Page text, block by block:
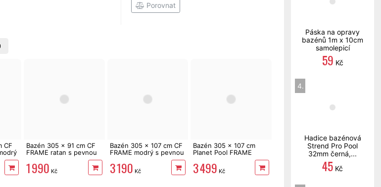
Porovnat
CF
Bazén 305 x 91 cm CF
FRAME ratan s pevnou
konstrukcí BAZ0007
1 990 Kč
Bazén 305 x 107 cm CF
FRAME modrý s pevnou
3 190 Kč
Bazén 305 x 107 cm
Planet Pool FRAME
motiv ratan s pevnou
konstrukcí
3 499 Kč
Páska na opravy
bazénů 1m x 10cm
samolepicí
59 Kč
4.
Hadice bazénová
Strend Pro Pool
32mm černá,...
45 Kč